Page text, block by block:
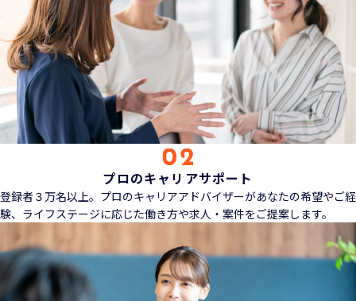
プロのキャリアサポート
登録者３万名以上。プロのキャリアアドバイザーがあなたの希望やご経
験、ライフステージに応じた働き方や求人・案件をご提案します。